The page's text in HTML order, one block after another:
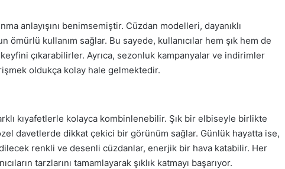
anlayışını benimsemiştir. Cüzdan modelleri, dayanıklı
kullanım sağlar. Bu sayede, kullanıcılar hem şık hem de
çıkarabilirler. Ayrıca, sezonluk kampanyalar ve indirimler
oldukça kolay hale gelmektedir.
kıyafetlerle kolayca kombinlenebilir. Şık bir elbiseyle birlikte
davetlerde dikkat çekici bir görünüm sağlar. Günlük hayatta ise,
renkli ve desenli cüzdanlar, enerjik bir hava katabilir. Her
tarzlarını tamamlayarak şıklık katmayı başarıyor.